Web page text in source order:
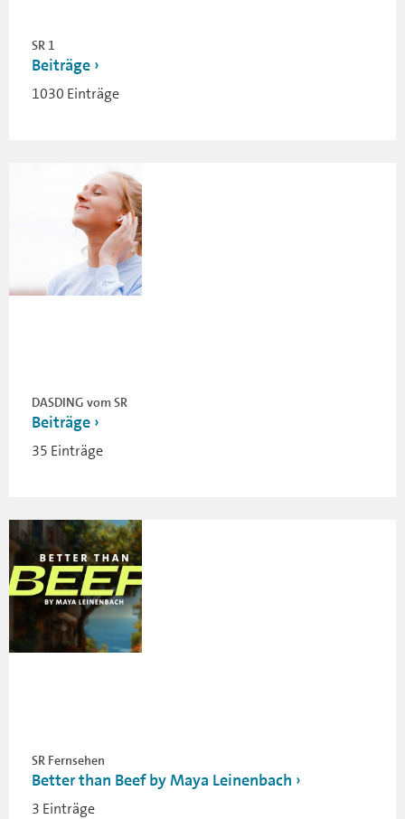
SR 1
Beiträge
1030 Einträge
DASDING vom SR
Beiträge
35 Einträge
SR Fernsehen
Better than Beef by Maya Leinenbach
3 Einträge